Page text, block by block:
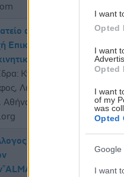
I want
Opted
I want
Opted
I want
of my
was
Opted
Google
I want
ατόµων µε
Επικέντρωσης
Κτήριο Κόσµος,
Λεωφόρος
Αθήνα 11523